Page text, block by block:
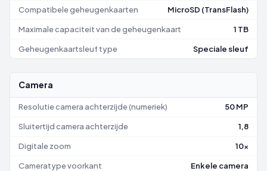
Compatibele geheugenkaarten MicroSD (TransFlash)
Maximale capaciteit van de geheugenkaart 1 TB
Geheugenkaartsleuf type Speciale sleuf
Camera
Resolutie camera achterzijde (numeriek) 50 MP
Sluitertijd camera achterzijde 1,8
Digitale zoom 10x
Cameratype voorkant Enkele camera